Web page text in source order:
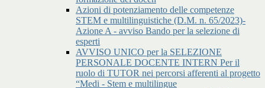
Azioni di potenziamento delle competenze
STEM e multilinguistiche (D.M. n. 65/2023)-
Azione A - avviso Bando per la selezione di
esperti
AVVISO UNICO per la SELEZIONE
PERSONALE DOCENTE INTERN Per il
ruolo di TUTOR nei percorsi afferenti al progetto
“Medi - Stem e multilingue